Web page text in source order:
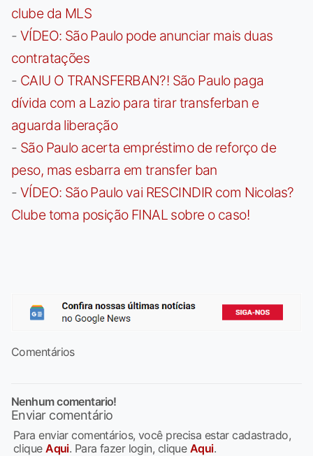
clube da MLS
- VÍDEO: São Paulo pode anunciar mais duas
contratações
- CAIU O TRANSFERBAN?! São Paulo paga
dívida com a Lazio para tirar transferban e
aguarda liberação
- São Paulo acerta empréstimo de reforço de
peso, mas esbarra em transfer ban
- VÍDEO: São Paulo vai RESCINDIR com Nicolas?
Clube toma posição FINAL sobre o caso!
Comentários
Nenhum comentario!
Enviar comentário
Para enviar comentários, você precisa estar cadastrado,
cliqueAqui. Para fazer login, clique Aqui.